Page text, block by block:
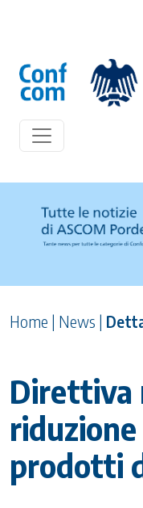
Home | News |
Direttiva
prodotti